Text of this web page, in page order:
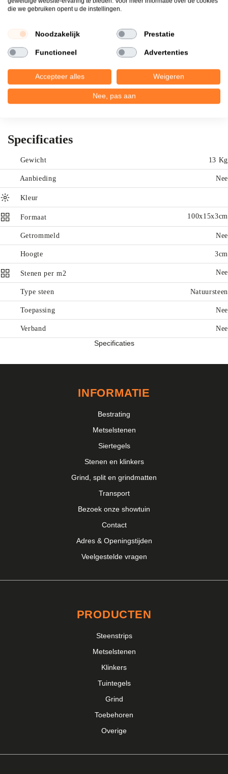
De hardsteenranden zijn rondom verzoet.
Leverbaar in diverse maten.
We hebben deze randen op voorraad staan.
Specificaties
Gewicht 13 Kg
Aanbieding Nee
Kleur
Formaat 100x15x3cm
Getrommeld Nee
Hoogte 3cm
Stenen per m2 Nee
Type steen Natuursteen
Toepassing Nee
Verband Nee
Specificaties
INFORMATIE
Bestrating
Metselstenen
Siertegels
Stenen en klinkers
Grind, split en grindmatten
Transport
Bezoek onze showtuin
Contact
Adres & Openingstijden
Veelgestelde vragen
PRODUCTEN
Steenstrips
Metselstenen
Klinkers
Tuintegels
Grind
Toebehoren
Overige
die we gebruiken opent u de instellingen.
Noodzakelijk Prestatie
Functioneel Advertenties
Accepteer alles Weigeren
Nee, pas aan